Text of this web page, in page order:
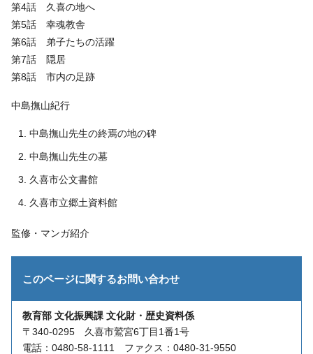
第4話 久喜の地へ
第5話 幸魂教舎
第6話 弟子たちの活躍
第7話 隠居
第8話 市内の足跡
中島撫山紀行
中島撫山先生の終焉の地の碑
中島撫山先生の墓
久喜市公文書館
久喜市立郷土資料館
監修・マンガ紹介
このページに関するお問い合わせ
教育部 文化振興課 文化財・歴史資料係
〒340-0295 久喜市鷲宮6丁目1番1号
電話：0480-58-1111 ファクス：0480-31-9550